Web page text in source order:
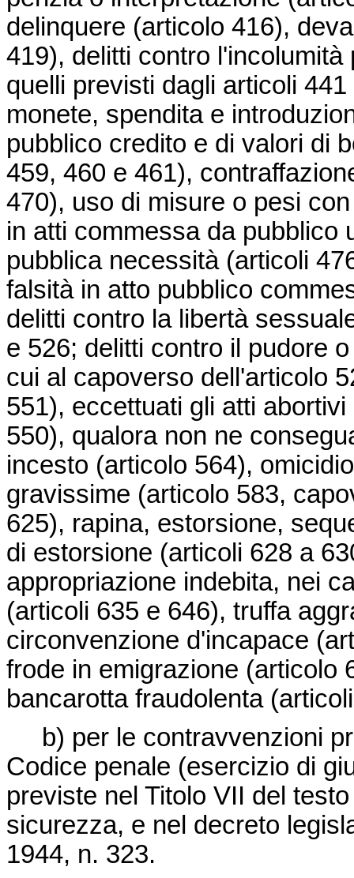
delinquere (articolo 416),
419), delitti contro
quelli previsti dagli articoli
monete, spendita e
pubblico credito e di valori di
459, 460 e 461),
470), uso di misure o pesi
in atti commessa da pubblico
pubblica necessità (articoli
falsità in atto pubblico
delitti contro la libertà
e 526; delitti contro il pudore
cui al capoverso dell'articolo
551), eccettuati gli atti
550), qualora non ne
incesto (articolo 564),
gravissime (articolo 583,
625), rapina, estorsione,
di estorsione (articoli 628 a
appropriazione indebita, nei
(articoli 635 e 646), truffa
circonvenzione d'incapace
frode in emigrazione (articolo
bancarotta fraudolenta
b) per le contravvenzioni
Codice penale (esercizio di
previste nel Titolo VII del
sicurezza, e nel decreto
1944, n. 323.